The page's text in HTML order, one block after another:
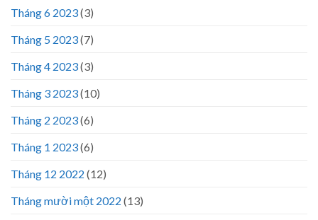
Tháng 6 2023(3)
Tháng 5 2023(7)
Tháng 4 2023(3)
Tháng 3 2023(10)
Tháng 2 2023(6)
Tháng 1 2023(6)
Tháng 12 2022 (12)
Tháng mười một 2022 (13)